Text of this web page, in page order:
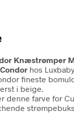
Knæstrømper
Condor hos
fineste
i beige.
denne farve for